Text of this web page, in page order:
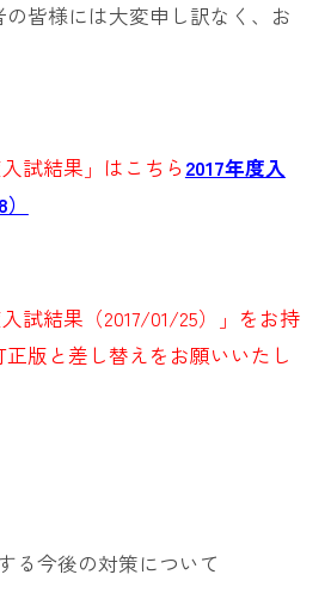
皆様には大変申し訳なく、お
試結果」はこちら 2017年度入
試結果（2017/01/25）」をお持
版と差し替えをお願いいたし
る今後の対策について